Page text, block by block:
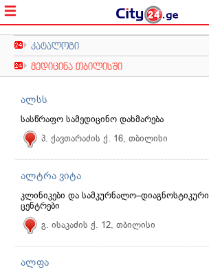
კატალოგი
მედიცინა თბილისში
ალსს
სასწრაფო სამედიცინო დახმარება
პ. ქავთარაძის ქ. 16, თბილისი
ალტრა ვიტა
კლინიკები და სამკურნალო–დიაგნოსტიკური
ცენტრები
გ. ისაკაძის ქ. 12, თბილისი
ალფა